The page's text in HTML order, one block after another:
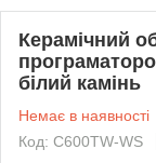
Керамічний
білий камінь
Немає в наявності
Код: C600TW-WS